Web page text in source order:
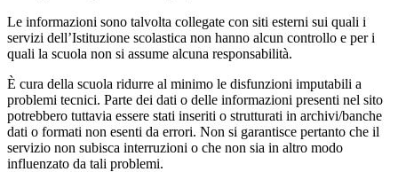
Le informazioni sono talvolta collegate con siti esterni sui quali i
servizi dell’Istituzione scolastica non hanno alcun controllo e per i
quali la scuola non si assume alcuna responsabilità.
È cura della scuola ridurre al minimo le disfunzioni imputabili a
problemi tecnici. Parte dei dati o delle informazioni presenti nel sito
potrebbero tuttavia essere stati inseriti o strutturati in archivi/banche
dati o formati non esenti da errori. Non si garantisce pertanto che il
servizio non subisca interruzioni o che non sia in altro modo
influenzato da tali problemi.